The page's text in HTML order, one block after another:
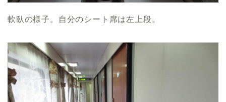
軟臥の様子。自分のシート席は左上段。